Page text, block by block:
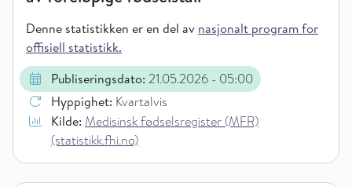
Denne statistikken er en del av nasjonalt program for
offisiell statistikk.
Publiseringsdato: 21.05.2026 - 05:00
Hyppighet: Kvartalvis
Kilde: Medisinsk fødselsregister (MFR)
(statistikk.fhi.no)